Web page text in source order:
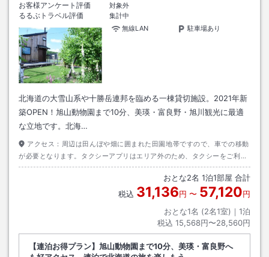
お客様アンケート評価
対象外
るるぶトラベル評価
集計中
無線LAN
駐車場あり
北海道の大雪山系や十勝岳連邦を臨める一棟貸切施設。2021年新
築OPEN！旭山動物園まで10分、美瑛・富良野・旭川観光に最適
な立地です。北海…
アクセス： 周辺は田んぼや畑に囲まれた田園地帯ですので、車での移動
が必要となります。タクシーアプリはエリア外のため、タクシーをご利用
の方は事前にお電話にて予約することをおすすめします。
おとな2名 1泊1部屋 合計
税込 31,136円 〜 57,120円
おとな1名 (2名1室)｜ 1泊
税込 15,568円〜28,560円
【連泊お得プラン】旭山動物園まで10分、美瑛・富良野へ